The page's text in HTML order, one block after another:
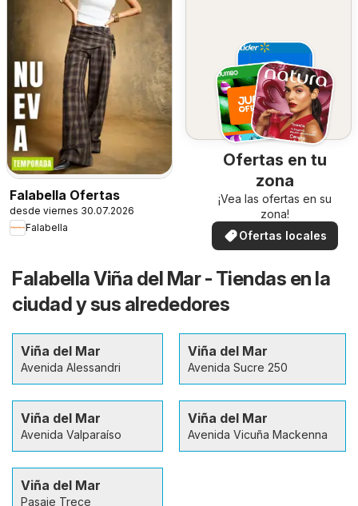
Falabella Ofertas
desde viernes 30.07.2026
Falabella
Ofertas en tu
zona
¡Vea las ofertas en su
zona!
Ofertas locales
Falabella Viña del Mar - Tiendas en la
ciudad y sus alrededores
Viña del Mar
Avenida Alessandri
Viña del Mar
Avenida Sucre 250
Viña del Mar
Avenida Valparaíso
Viña del Mar
Avenida Vicuña Mackenna
Viña del Mar
Pasaje Trece